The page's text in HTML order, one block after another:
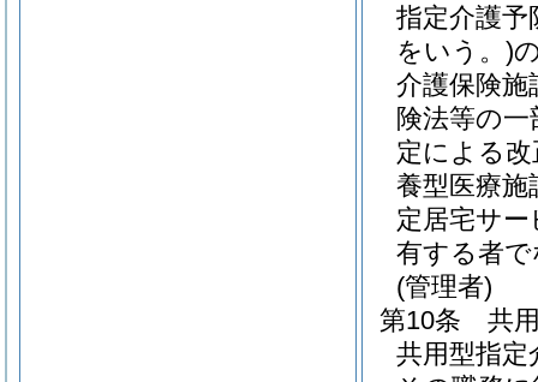
指定介護予
をいう。)
介護保険
険法等の
定による
養型医療施
定居宅サ
有する者
(管理者)
第10条
共
共用型指定